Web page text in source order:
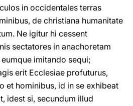
in occidentales terras
de christiana humanitate
Ne igitur hi cessent
sectatores in anachoretam
imitando sequi;
erit Ecclesiae profuturus,
et hominibus, id in se exhibeat
idest si, secundum illud